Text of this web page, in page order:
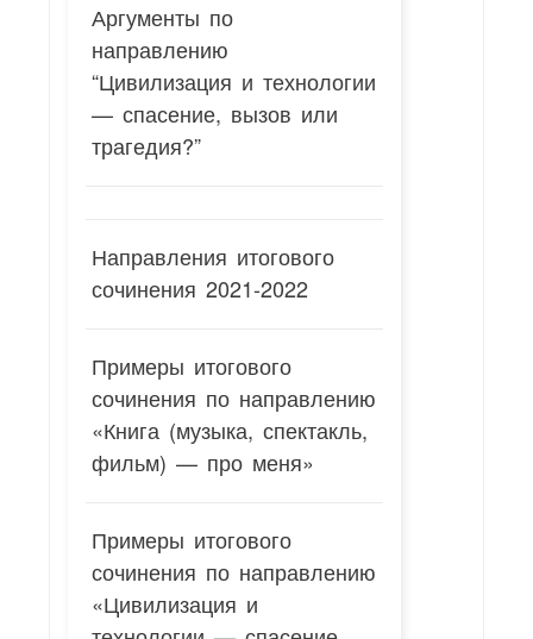
Аргументы по
направлению
“Цивилизация и технологии
— спасение, вызов или
трагедия?”
Направления итогового
сочинения 2021-2022
Примеры итогового
сочинения по направлению
«Книга (музыка, спектакль,
фильм) — про меня»
Примеры итогового
сочинения по направлению
«Цивилизация и